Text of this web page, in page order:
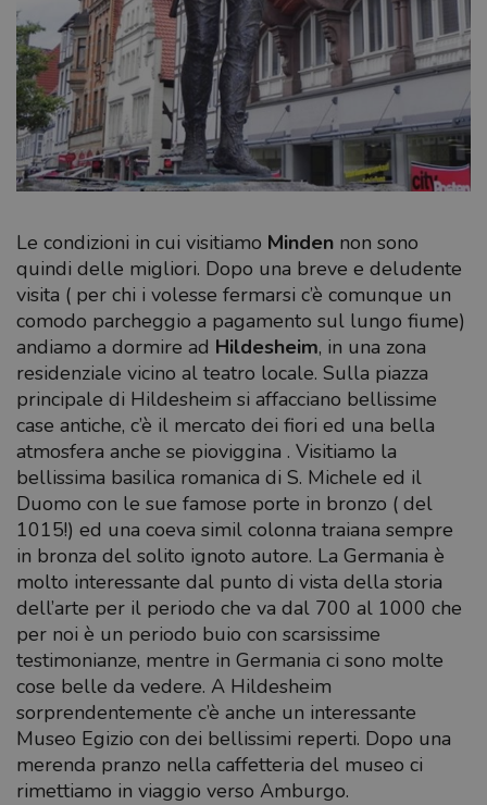
Le condizioni in cui visitiamo Minden non sono
quindi delle migliori. Dopo una breve e deludente
visita ( per chi i volesse fermarsi c’è comunque un
comodo parcheggio a pagamento sul lungo fiume)
andiamo a dormire ad Hildesheim, in una zona
residenziale vicino al teatro locale. Sulla piazza
principale di Hildesheim si affacciano bellissime
case antiche, c’è il mercato dei fiori ed una bella
atmosfera anche se pioviggina . Visitiamo la
bellissima basilica romanica di S. Michele ed il
Duomo con le sue famose porte in bronzo ( del
1015!) ed una coeva simil colonna traiana sempre
in bronza del solito ignoto autore. La Germania è
molto interessante dal punto di vista della storia
dell’arte per il periodo che va dal 700 al 1000 che
per noi è un periodo buio con scarsissime
testimonianze, mentre in Germania ci sono molte
cose belle da vedere. A Hildesheim
sorprendentemente c’è anche un interessante
Museo Egizio con dei bellissimi reperti. Dopo una
merenda pranzo nella caffetteria del museo ci
rimettiamo in viaggio verso Amburgo.